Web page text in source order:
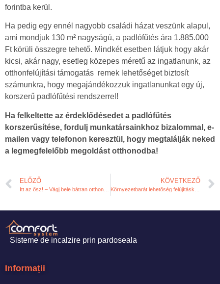
forintba kerül.
Ha pedig egy ennél nagyobb családi házat veszünk alapul,
ami mondjuk 130 m² nagyságú, a padlófűtés ára 1.885.000
Ft körüli összegre tehető. Mindkét esetben látjuk hogy akár
kicsi, akár nagy, esetleg közepes méretű az ingatlanunk, az
otthonfelújítási támogatás remek lehetőséget biztosít
számunkra, hogy megajándékozzuk ingatlanunkat egy új,
korszerű padlófűtési rendszerrel!
Ha felkeltette az érdeklődésedet a padlófűtés
korszerűsítése, fordulj munkatársainkhoz bizalommal, e-
mailen vagy telefonon keresztül, hogy megtalálják neked
a legmegfelelőbb megoldást otthonodba!
ELŐZŐ KÖVETKEZŐ
Sisteme de incalzire prin pardoseala
Informații